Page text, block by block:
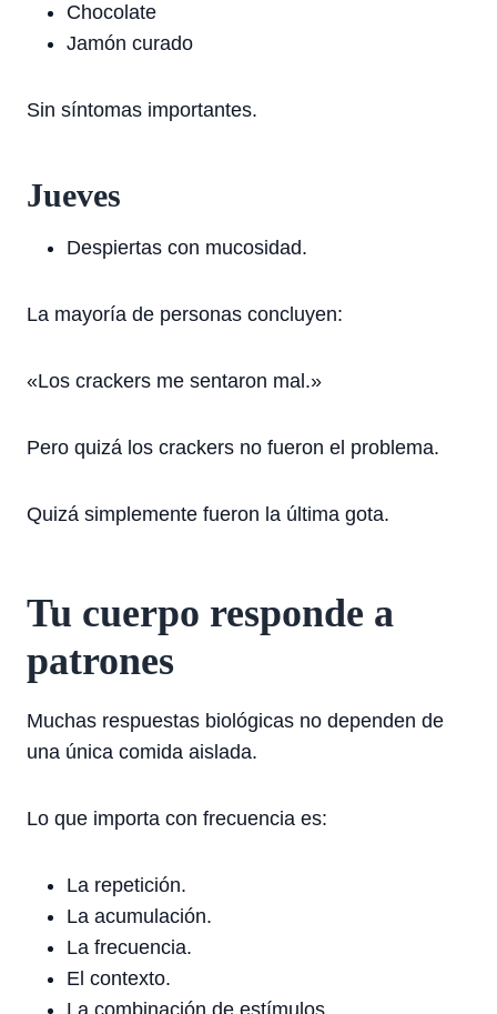
Chocolate
Jamón curado
Sin síntomas importantes.
Jueves
Despiertas con mucosidad.
La mayoría de personas concluyen:
«Los crackers me sentaron mal.»
Pero quizá los crackers no fueron el problema.
Quizá simplemente fueron la última gota.
Tu cuerpo responde a
patrones
Muchas respuestas biológicas no dependen de
una única comida aislada.
Lo que importa con frecuencia es:
La repetición.
La acumulación.
La frecuencia.
El contexto.
La combinación de estímulos.